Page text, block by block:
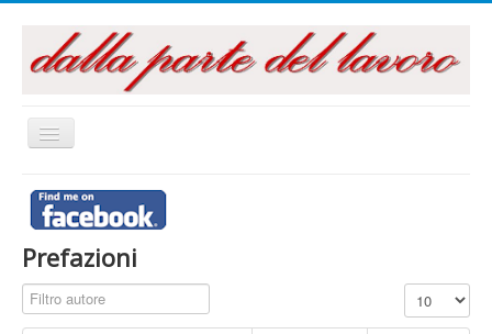
Cambia
navigazione
Home
Questo sito
Articoli e Saggi
Interventi e Relazioni
Prefazioni
Filtro autore Visualizza n.